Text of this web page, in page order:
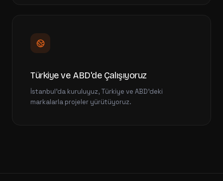
Türkiye ve ABD'de Çalışıyoruz
İstanbul'da kuruluyuz, Türkiye ve ABD'deki
markalarla projeler yürütüyoruz.